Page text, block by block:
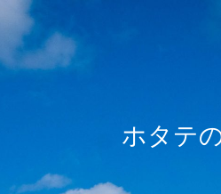
ホタテ